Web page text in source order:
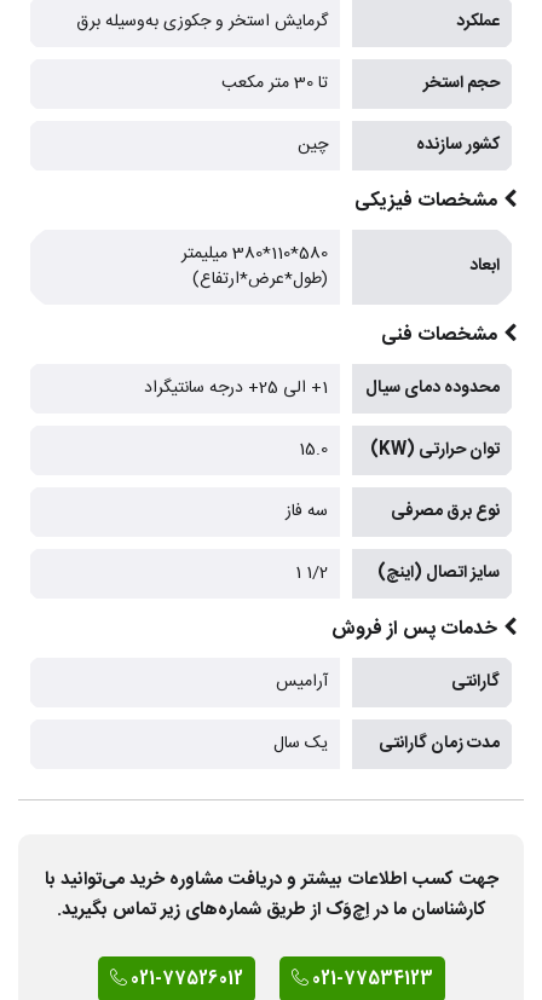
عملکرد گرمایش استخر و جکوزی به‌وسیله برق
حجم استخر تا 30 متر مکعب
کشور سازنده چین
مشخصات فیزیکی
ابعاد
580*110*380 میلیمتر
(طول*عرض*ارتفاع)
مشخصات فنی
محدوده دمای سیال 1+ الی 25+ درجه سانتیگراد
توان حرارتی (KW) 15.0
نوع برق مصرفی سه فاز
سایز اتصال (اینچ) 1/2 1
خدمات پس از فروش
گارانتی آرامیس
مدت زمان گارانتی یک سال
جهت کسب اطلاعات بیشتر و دریافت مشاوره خرید می‌توانید با
کارشناسان ما در اِچ‌وَک از طریق شماره‌های زیر تماس بگیرید.
021-77534123
021-77526012